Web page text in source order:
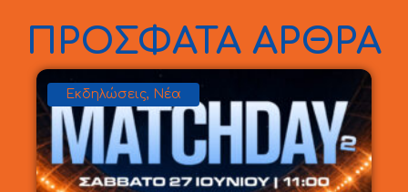
ΠΡΟΣΦΑΤΑ ΑΡΘΡΑ
Εκδηλώσεις, Νέα